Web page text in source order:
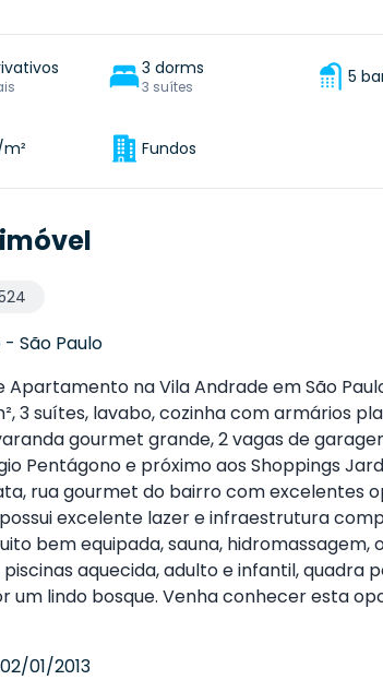
3 dorms
3 suítes 5
m² Fundos
- São Paulo
Apartamento na Vila Andrade em São
3 suítes, lavabo, cozinha com armários
gourmet grande, 2 vagas de
Pentágono e próximo aos Shoppings
rua gourmet do bairro com excelentes
excelente lazer e infraestrutura
bem equipada, sauna, hidromassagem,
aquecida, adulto e infantil, quadra
um lindo bosque. Venha conhecer esta
02/01/2013